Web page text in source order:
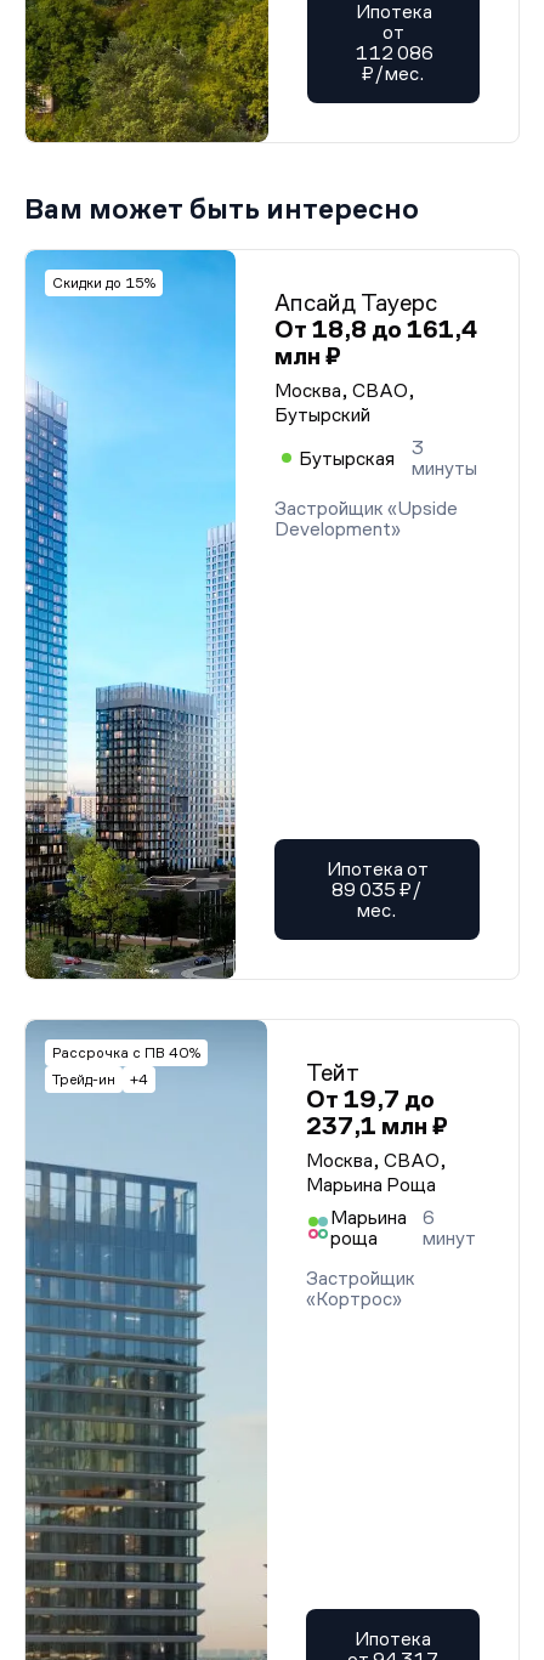
Ипотека
от
112 086
₽/мес.
Вам может быть интересно
Скидки до 15%
Апсайд Тауерс
От 18,8 до 161,4
млн ₽
Москва, СВАО,
Бутырский
Бутырская
3
минуты
Застройщик «Upside
Development»
Ипотека от
89 035 ₽/
мес.
Рассрочка с ПВ 40%
Трейд-ин
+4
Тейт
От 19,7 до
237,1 млн ₽
Москва, СВАО,
Марьина Роща
Марьина
роща
6
минут
Застройщик
«Кортрос»
Ипотека